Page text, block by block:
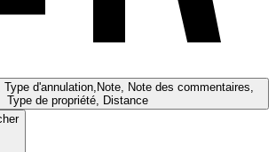
Type d'annulation,Note, Note des commentaires,
Type de propriété, Distance